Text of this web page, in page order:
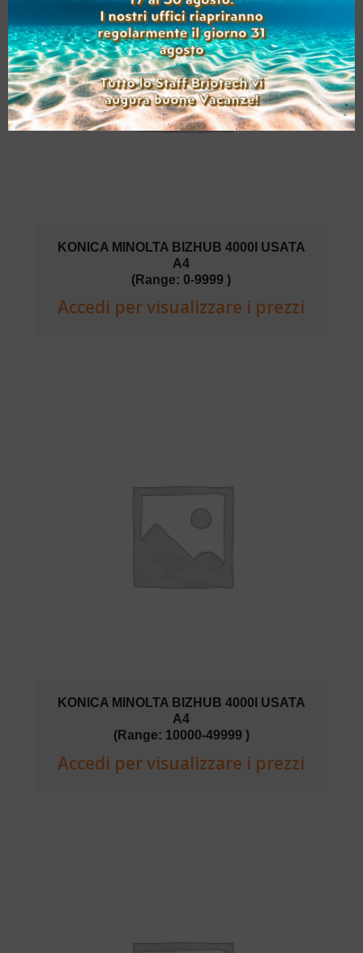
KONICA MINOLTA BIZHUB 4000I USATA
A4
(Range: 0-9999 )
Accedi per visualizzare i prezzi
KONICA MINOLTA BIZHUB 4000I USATA
A4
(Range: 10000-49999 )
Accedi per visualizzare i prezzi